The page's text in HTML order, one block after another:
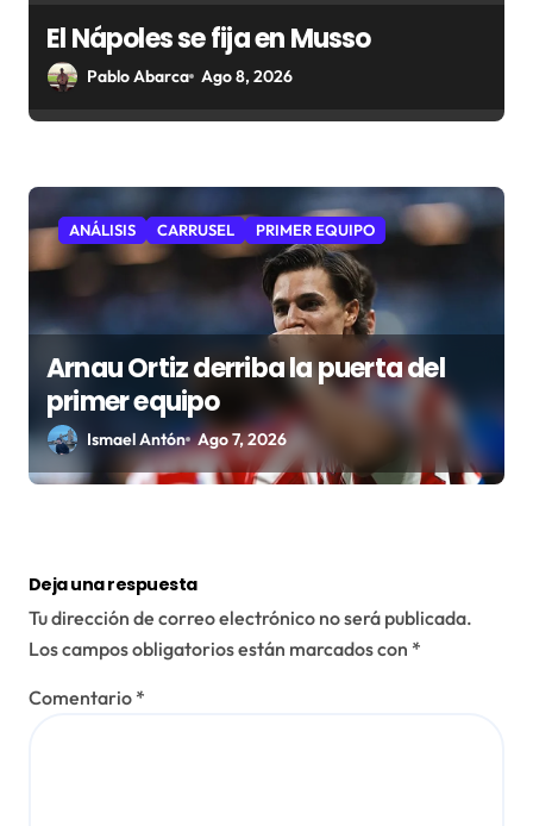
El Nápoles se fija en Musso
Pablo Abarca Ago 8, 2026
ANÁLISIS CARRUSEL PRIMER EQUIPO
Arnau Ortiz derriba la puerta del
primer equipo
Ismael Antón Ago 7, 2026
Deja una respuesta
Tu dirección de correo electrónico no será publicada.
Los campos obligatorios están marcados con *
Comentario *